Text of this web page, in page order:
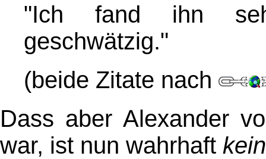
"Ich fand ihn
geschwätzig."
(beide Zitate nach
Dass aber Alexander
war, ist nun wahrhaft kein